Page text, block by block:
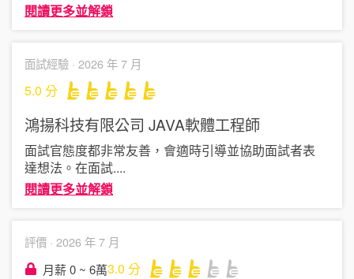
閱讀更多並解鎖
面試經驗 · 2026 年 7 月
5.0 分
鴻揚科技有限公司 JAVA軟體工程師
面試官態度都非常友善，會適時引導並協助面試者表
達想法。在面試....
閱讀更多並解鎖
評價 · 2026 年 7 月
月薪 0 ~ 6萬3.0 分